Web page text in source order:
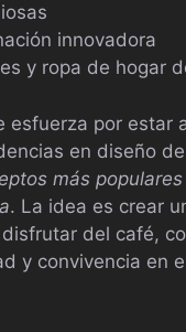
innovadora
y ropa de hogar
esfuerza por estar
en diseño
más
. La idea es crear
del café,
y convivencia en